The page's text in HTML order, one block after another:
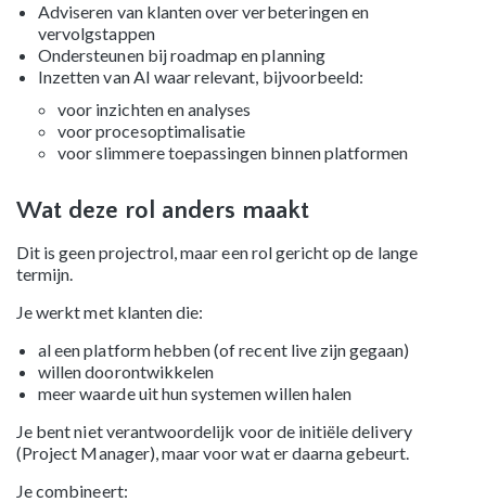
Adviseren van klanten over verbeteringen en
vervolgstappen
Ondersteunen bij roadmap en planning
Inzetten van AI waar relevant, bijvoorbeeld:
voor inzichten en analyses
voor procesoptimalisatie
voor slimmere toepassingen binnen platformen
Wat deze rol anders maakt
Dit is geen projectrol, maar een rol gericht op de lange
termijn.
Je werkt met klanten die:
al een platform hebben (of recent live zijn gegaan)
willen doorontwikkelen
meer waarde uit hun systemen willen halen
Je bent niet verantwoordelijk voor de initiële delivery
(Project Manager), maar voor wat er daarna gebeurt.
Je combineert: